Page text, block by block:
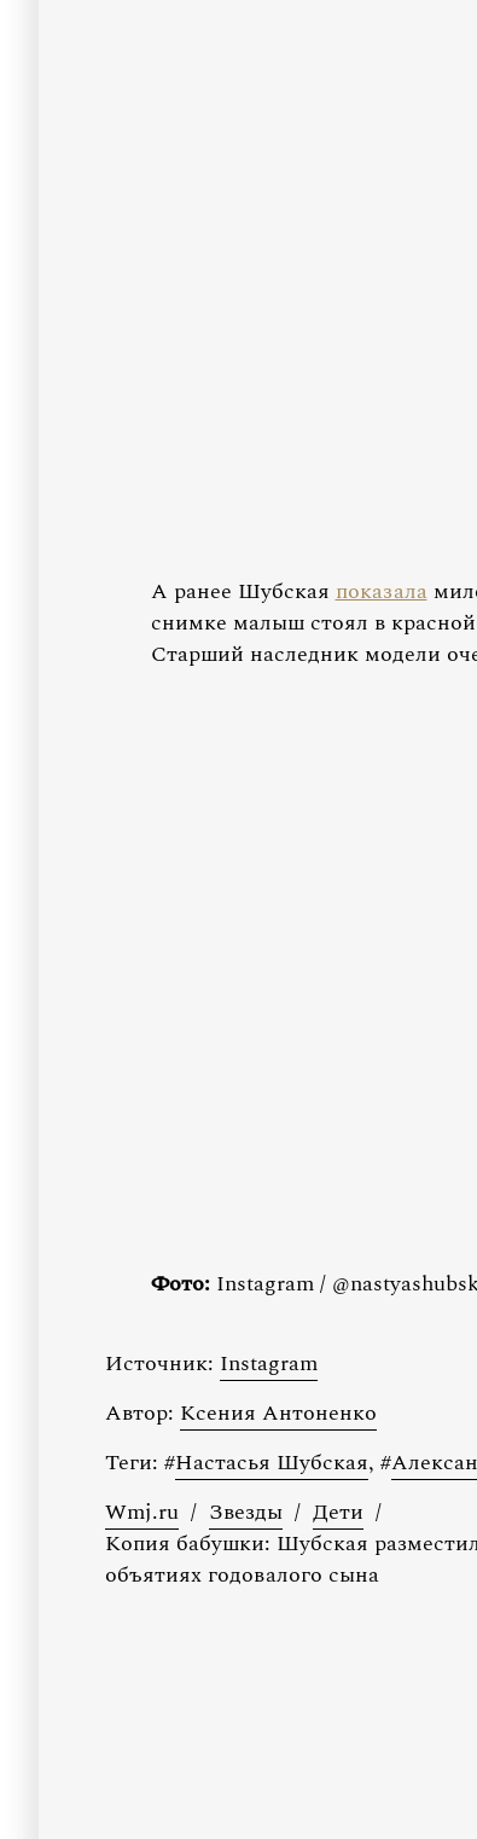
А ранее Шубскаяпоказала
снимке малыш стоял в
Старший наследник модели
Фото:Instagram /
Источник: Instagram
Автор: Ксения Антоненко
Теги: #Настасья Шубская, #
Wmj.ru / Звезды / Дети /
Копия бабушки: Шубская
объятиях годовалого сына